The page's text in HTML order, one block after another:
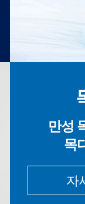
만성
목
자